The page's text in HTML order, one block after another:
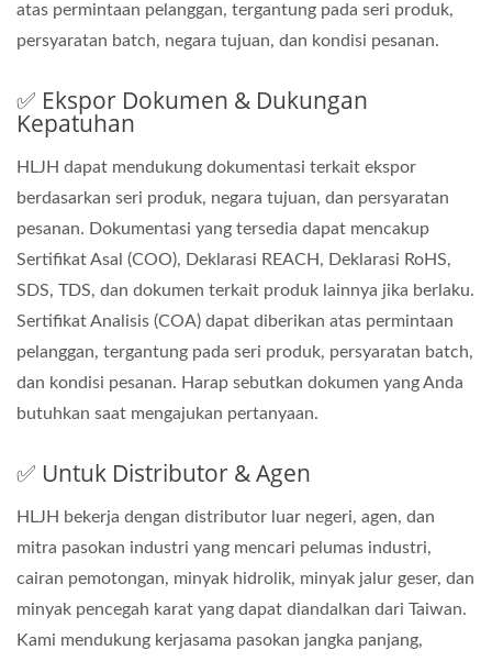
atas permintaan pelanggan, tergantung pada seri produk,
persyaratan batch, negara tujuan, dan kondisi pesanan.
✅ Ekspor Dokumen & Dukungan
Kepatuhan
HLJH dapat mendukung dokumentasi terkait ekspor
berdasarkan seri produk, negara tujuan, dan persyaratan
pesanan. Dokumentasi yang tersedia dapat mencakup
Sertifikat Asal (COO), Deklarasi REACH, Deklarasi RoHS,
SDS, TDS, dan dokumen terkait produk lainnya jika berlaku.
Sertifikat Analisis (COA) dapat diberikan atas permintaan
pelanggan, tergantung pada seri produk, persyaratan batch,
dan kondisi pesanan. Harap sebutkan dokumen yang Anda
butuhkan saat mengajukan pertanyaan.
✅ Untuk Distributor & Agen
HLJH bekerja dengan distributor luar negeri, agen, dan
mitra pasokan industri yang mencari pelumas industri,
cairan pemotongan, minyak hidrolik, minyak jalur geser, dan
minyak pencegah karat yang dapat diandalkan dari Taiwan.
Kami mendukung kerjasama pasokan jangka panjang,